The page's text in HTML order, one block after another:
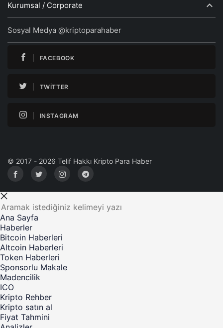
Kurumsal / Corporate
Sosyal Medya @kriptoparahaber
FACEBOOK
TWITTER
INSTAGRAM
© 2017 - 2026 Telif Hakkı Kripto Para Haber
Ana Sayfa
Haberler
Bitcoin Haberleri
Altcoin Haberleri
Token Haberleri
Sponsorlu Makale
Madencilik
ICO
Kripto Rehber
Kripto satın al
Fiyat Tahmini